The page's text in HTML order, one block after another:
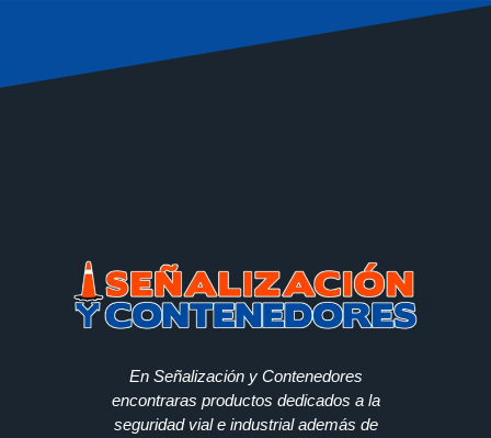
En Señalización y Contenedores
encontraras productos dedicados a la
seguridad vial e industrial además de